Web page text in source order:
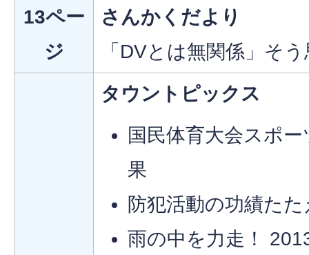
13ペー
ジ
さんかくだより
「DVとは無関係」そ
タウントピックス
国民体育大会スポ
果
防犯活動の功績た
雨の中を力走！